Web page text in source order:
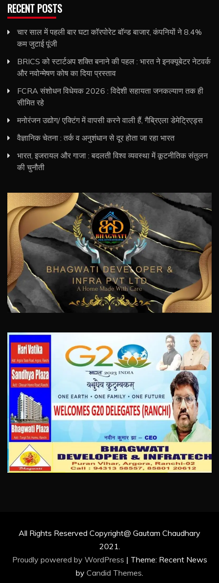
RECENT POSTS
चार साल में पहली बार घटा कॉरपोरेट बॉन्ड बाजार, कंपनियों ने 8.4%
कम जुटाई पूंजी
BRICS को स्टार्टअप शक्ति बनाने की पहल : भारत ने इनक्यूबेटर नेटवर्क
और नवोन्मेषण कोष का दिया प्रस्ताव
FCRA संशोधन विधेयक 2026 : विदेशी सहायता जनकल्याण तक ही
सीमित रहे
मनोरंजन उद्योग/ एक्टिंग में वापसी करने वाली हैं, गैब्रिएला डेमेट्रिएड्स
वैज्ञानिक चेतना : तर्क व अनुशंधान से दूर होता जा रहा भारत
भारत, इजरायल और गाजा : बदलती विश्व व्यवस्था में कूटनीतिक संतुलन
की चुनौती
All Rights Reserved Copyright@ Gautam Chaudhary
2021.
Proudly powered by WordPress | Theme: Recent News
by Candid Themes.